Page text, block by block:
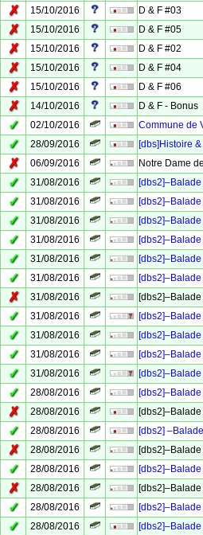
✗ 15/10/2016
D & F #03
✗ 15/10/2016
D & F #05
✗ 15/10/2016
D & F #02
✗ 15/10/2016
D & F #04
✗ 15/10/2016
D & F #06
✗ 14/10/2016
D & F - Bonus
✓ 02/10/2016
Commune de
✓ 28/09/2016
[dbs]Histoire
✗ 06/09/2016
Notre Dame
✓ 31/08/2016
✓ 31/08/2016
✓ 31/08/2016
✓ 31/08/2016
✓ 31/08/2016
✓ 31/08/2016
✗ 31/08/2016
✓ 31/08/2016
✓ 31/08/2016
✓ 31/08/2016
✓ 31/08/2016
✓ 28/08/2016
✗ 28/08/2016
✓ 28/08/2016
[dbs2]
✗ 28/08/2016
✓ 28/08/2016
✗ 28/08/2016
✓ 28/08/2016
✓ 28/08/2016